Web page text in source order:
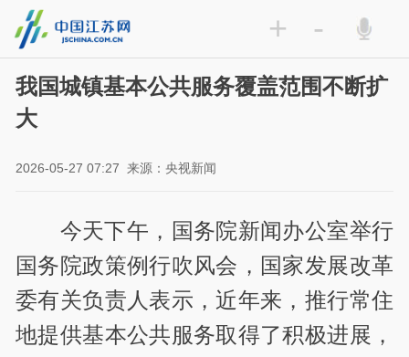
+ -
我国城镇基本公共服务覆盖范围不断扩
大
2026-05-27 07:27 来源：央视新闻
今天下午，国务院新闻办公室举行
国务院政策例行吹风会，国家发展改革
委有关负责人表示，近年来，推行常住
地提供基本公共服务取得了积极进展，